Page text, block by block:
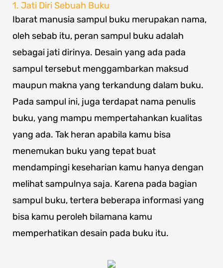
1. Jati Diri Sebuah Buku
Ibarat manusia sampul buku merupakan nama,
oleh sebab itu, peran sampul buku adalah
sebagai jati dirinya. Desain yang ada pada
sampul tersebut menggambarkan maksud
maupun makna yang terkandung dalam buku.
Pada sampul ini, juga terdapat nama penulis
buku, yang mampu mempertahankan kualitas
yang ada. Tak heran apabila kamu bisa
menemukan buku yang tepat buat
mendampingi keseharian kamu hanya dengan
melihat sampulnya saja. Karena pada bagian
sampul buku, tertera beberapa informasi yang
bisa kamu peroleh bilamana kamu
memperhatikan desain pada buku itu.